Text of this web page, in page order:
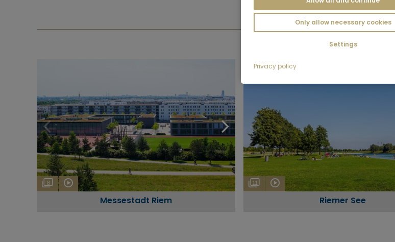
GALLERIA
8
Messestadt Riem
11
Riemer See
Only allow necessary cookies
Settings
Privacy policy